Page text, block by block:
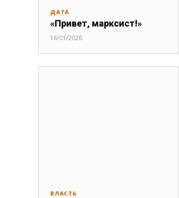
ДАТА
«Привет, марксист!»
16/01/2026
ВЛАСТЬ